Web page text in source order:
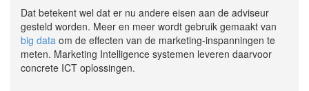
Dat betekent wel dat er nu andere eisen aan de adviseur
gesteld worden. Meer en meer wordt gebruik gemaakt van
big data om de effecten van de marketing-inspanningen te
meten. Marketing Intelligence systemen leveren daarvoor
concrete ICT oplossingen.